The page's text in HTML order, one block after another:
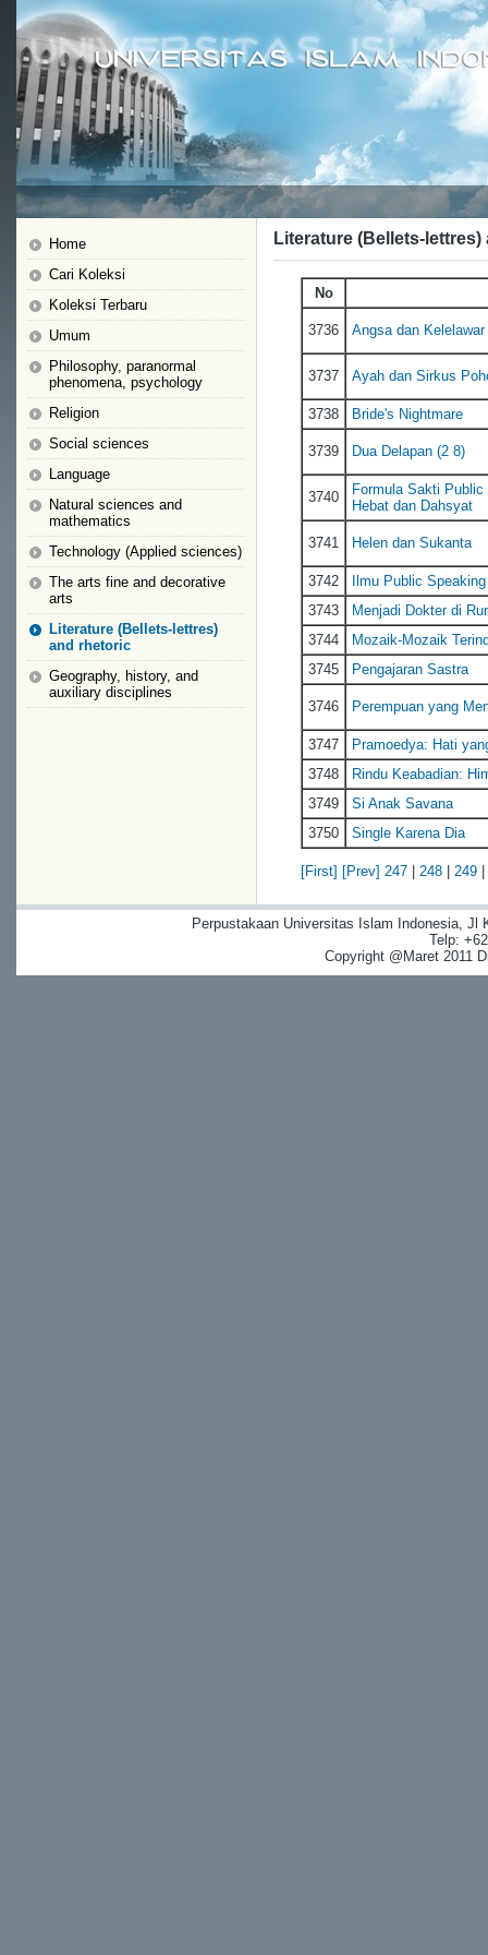
Home
Cari Koleksi
Koleksi Terbaru
Umum
Philosophy, paranormal
phenomena, psychology
Religion
Social sciences
Language
Natural sciences and
mathematics
Technology (Applied sciences)
The arts fine and decorative
arts
Literature (Bellets-lettres)
and rhetoric
Geography, history, and
auxiliary disciplines
Literature (Bellets-
No
3736 Angsa dan Kelelawar
3737 Ayah dan Sirkus
3738 Bride's Nightmare
3739 Dua Delapan (2 8)
3740
Formula Sakti
Hebat dan Dahsyat
3741 Helen dan Sukanta
3742
Ilmu Public
3743
Menjadi Dokter di
3744
Mozaik-Mozaik
3745
Pengajaran Sastra
3746 Perempuan yang
3747
Pramoedya: Hati
3748
Rindu Keabadian:
3749
Si Anak Savana
3750
Single Karena Dia
[First] [Prev] 247 248 249
Perpustakaan Universitas Islam Indonesia, Jl
Telp:
Copyright @Maret 2011